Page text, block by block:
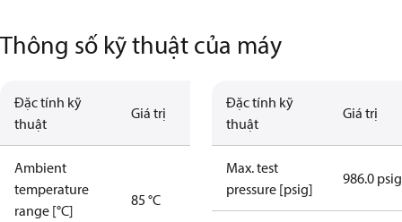
Thông số kỹ thuật của máy
Đặc tính kỹ
thuật
Giá trị
Ambient
temperature
range [°C]
85 °C
Đặc tính kỹ
thuật
Giá trị
Max. test
pressure [psig]
986.0 psig